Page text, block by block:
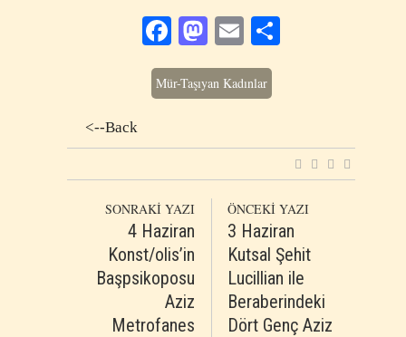
Facebook
Mastodon
Email
Mür-Taşıyan Kadınlar
<--Back
SONRAKİ YAZI
4 Ηaziran
Konst/olis’in
Başpsikoposu
Aziz
Metrofanes
ÖNCEKİ YAZI
3 Haziran
Kutsal Şehit
Lucillian ile
Beraberindeki
Dört Genç Aziz